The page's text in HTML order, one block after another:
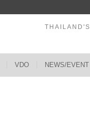
VDO NEWS/EVENT